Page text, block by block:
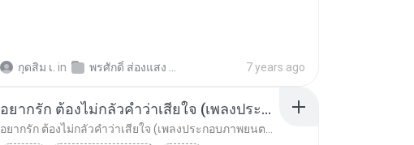
กุดสิม เ. in 7 years ago
อยากรัก ต้องไม่กลัวคำว่าเสียใจ (เพลงประกอบภาพยนตร์ รัก 7 ปี ดี 7 หน)